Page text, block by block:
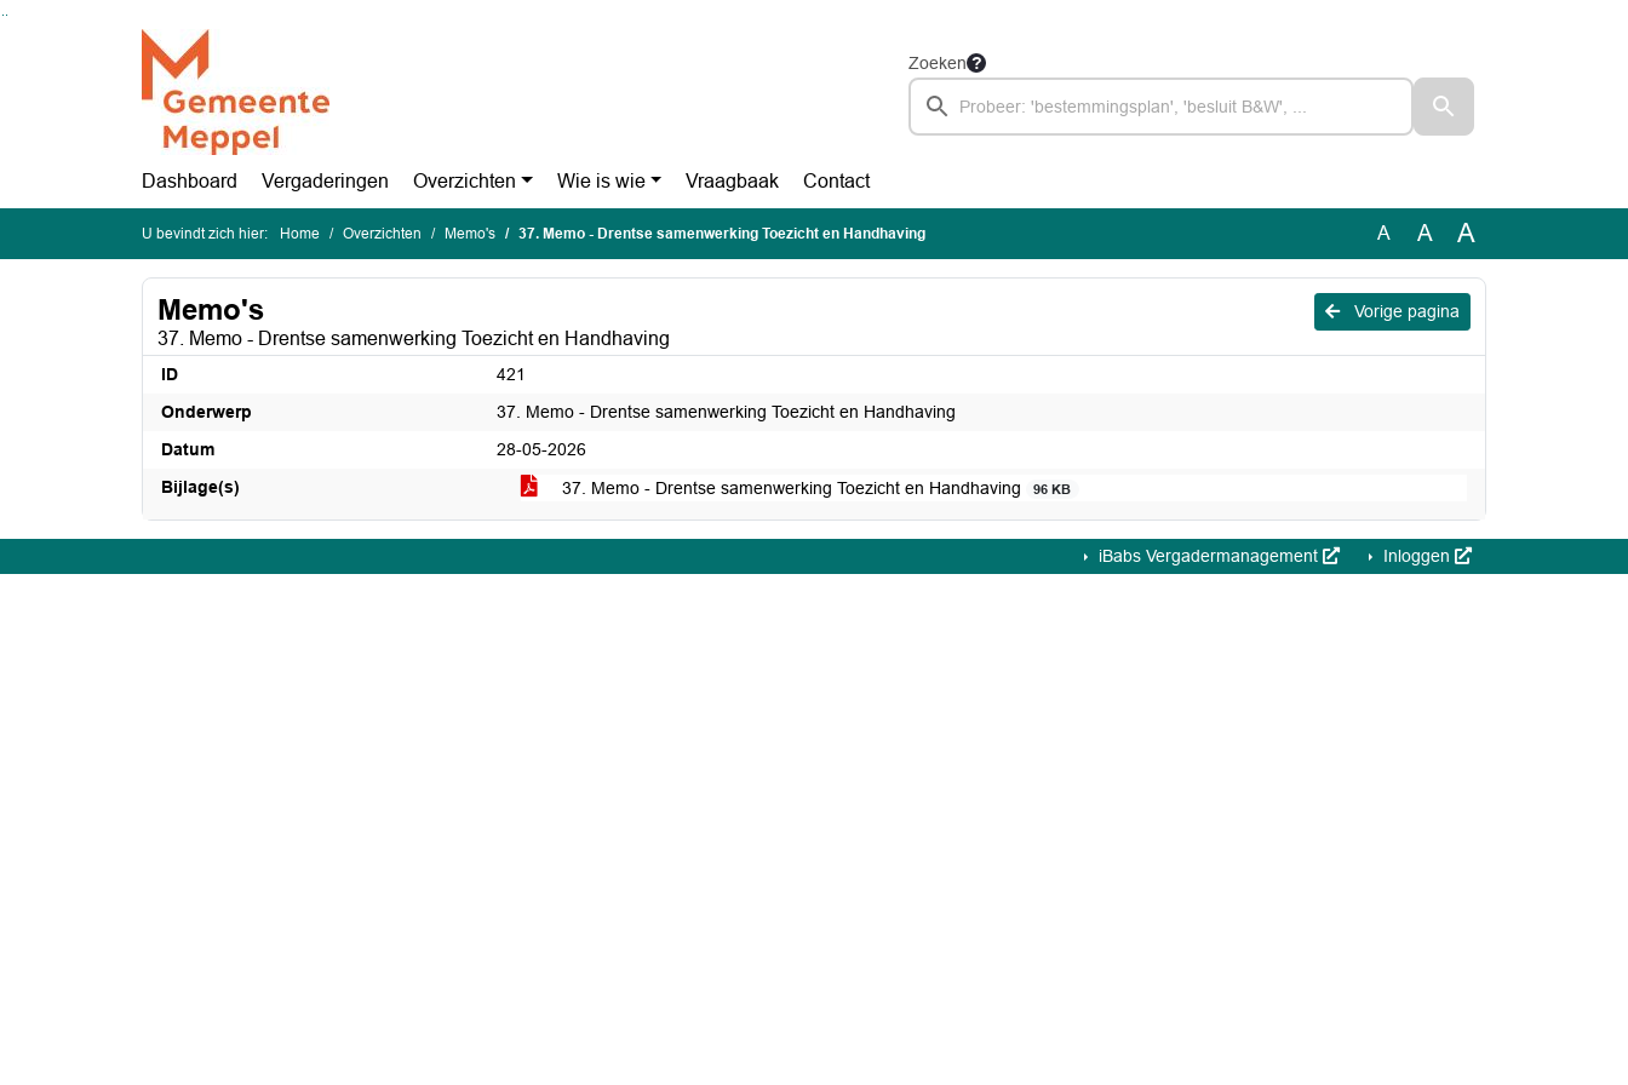
Ga naar de inhoud van deze pagina
Ga naar het zoeken
Ga naar het menu
Zoeken
Dashboard Vergaderingen Overzichten Wie is wie Vraagbaak Contact
U bevindt zich hier: Home Overzichten Memo's 37. Memo - Drentse samenwerking Toezicht en Handhaving A A A
Vorige pagina
Memo's
37. Memo - Drentse samenwerking Toezicht en Handhaving
ID
421
Onderwerp
37. Memo - Drentse samenwerking Toezicht en Handhaving
Datum
28-05-2026
Bijlage(s)
37. Memo - Drentse samenwerking Toezicht en Handhaving 96 KB
iBabs Vergadermanagement Inloggen